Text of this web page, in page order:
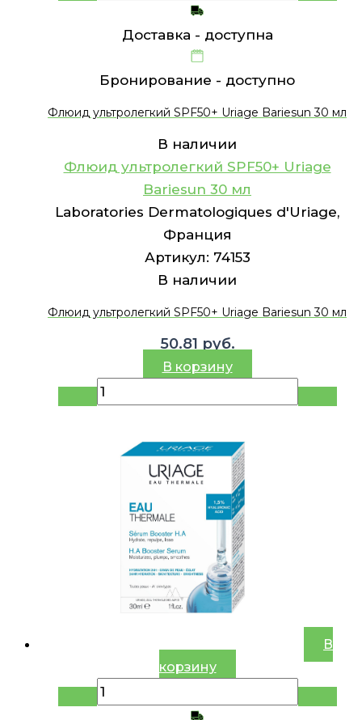
Доставка - доступна
Бронирование - доступно
Флюид ультролегкий SPF50+ Uriage Bariesun 30 мл
В наличии
Флюид ультролегкий SPF50+ Uriage
Bariesun 30 мл
Laboratories Dermatologiques d'Uriage,
Франция
Артикул: 74153
В наличии
Флюид ультролегкий SPF50+ Uriage Bariesun 30 мл
50.81 руб.
В корзину
В
корзину